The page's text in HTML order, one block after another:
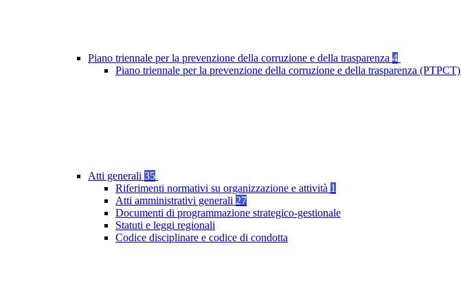
Piano triennale per la prevenzione della corruzione e della trasparenza 4
Piano triennale per la prevenzione della corruzione e della trasparenza (PTPCT)
Atti generali 35
Riferimenti normativi su organizzazione e attività 1
Atti amministrativi generali 27
Documenti di programmazione strategico-gestionale
Statuti e leggi regionali
Codice disciplinare e codice di condotta